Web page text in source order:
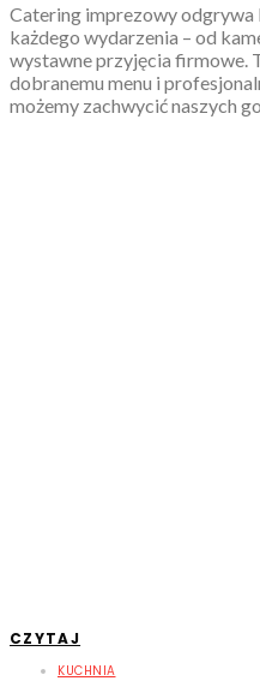
Catering imprezowy
każdego wydarzenia – od
wystawne przyjęcia firmowe.
dobranemu menu i
możemy zachwycić naszych
CZYTAJ
KUCHNIA